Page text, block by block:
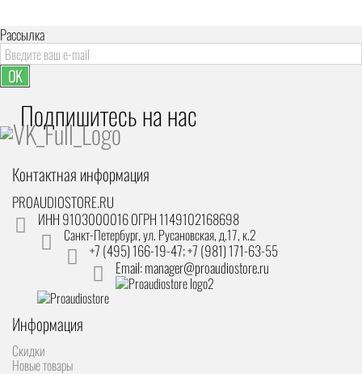
Рассылка
OK
Подпишитесь на наc
Контактная информация
PROAUDIOSTORE.RU
ИНН 9103000016 ОГРН 1149102168698
Санкт-Петербург,ул. Русановская, д.17, к.2
+7 (495) 166-19-47; +7 (981) 171-63-55
Email: manager@proaudiostore.ru
Информация
Скидки
Новые товары